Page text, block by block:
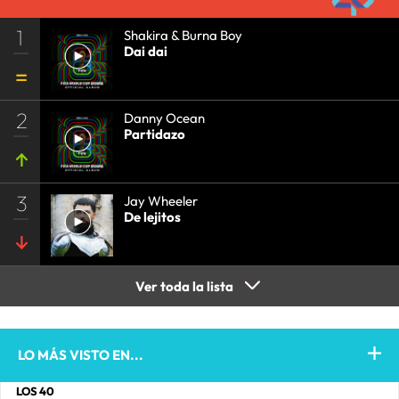
1
Shakira & Burna Boy
Dai dai
2
Danny Ocean
Partidazo
3
Jay Wheeler
De lejitos
Ver toda la lista
LO MÁS VISTO EN...
LOS 40